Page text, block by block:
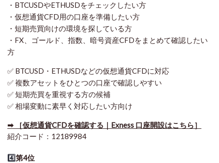
・BTCUSDやETHUSDをチェックしたい方
・仮想通貨CFD用の口座を準備したい方
・短期売買向けの環境を探している方
・FX、ゴールド、指数、暗号資産CFDをまとめて確認したい
方
✅ BTCUSD・ETHUSDなどの仮想通貨CFDに対応
✅ 複数アセットをひとつの口座で確認しやすい
✅ 短期売買を重視する方の候補
✅ 相場変動に素早く対応したい方向け
➡ ［仮想通貨CFDを確認する｜Exness 口座開設はこちら］
紹介コード：12189984
4️⃣第4位